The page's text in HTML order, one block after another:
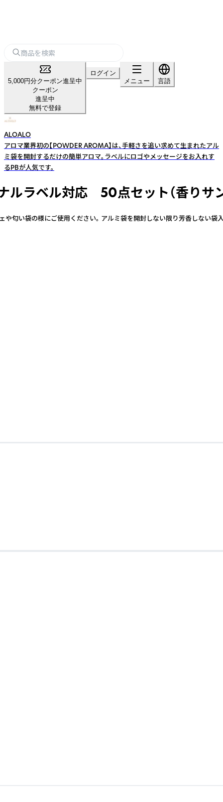
5,000円分クーポン進呈中
クーポン
進呈中
無料で登録
ログイン
メニュー
言語
ALOALO
アロマ業界初の【POWDER AROMA】は、手軽さを追い求めて生まれたアル
ミ袋を開封するだけの簡単アロマ。ラベルにロゴやメッセージをお入れす
るPBが人気です。
ラベル対応 50点セット（香りサ
袋の様にご使用ください。 アルミ袋を開封しない限り芳香しな